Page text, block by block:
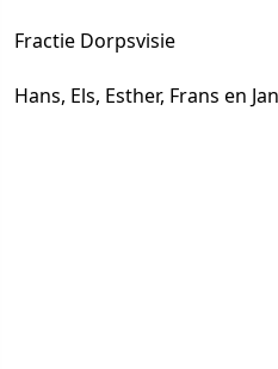
Fractie Dorpsvisie
Hans, Els, Esther, Frans en Jan